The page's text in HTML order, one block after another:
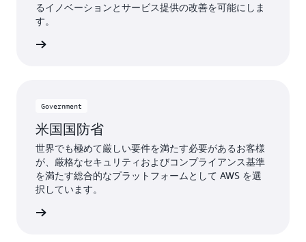
るイノベーションとサービス提供の改善を可能にしま
す。
Government
米国国防省
世界でも極めて厳しい要件を満たす必要があるお客様
が、厳格なセキュリティおよびコンプライアンス基準
を満たす総合的なプラットフォームとして AWS を選
択しています。